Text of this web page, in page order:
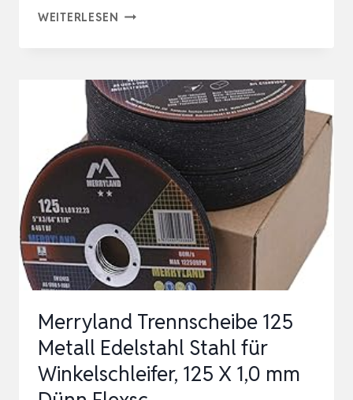
WEITERLESEN 80
SCHLEIFSCHEIBE-
POLIERSCHLEIFSCHEIBE
FÜR
DREMEL
–
METALLSCHLEIFAUFSATZ
MIT
3MM
S…
Merryland Trennscheibe 125
Metall Edelstahl Stahl für
Winkelschleifer, 125 X 1,0 mm